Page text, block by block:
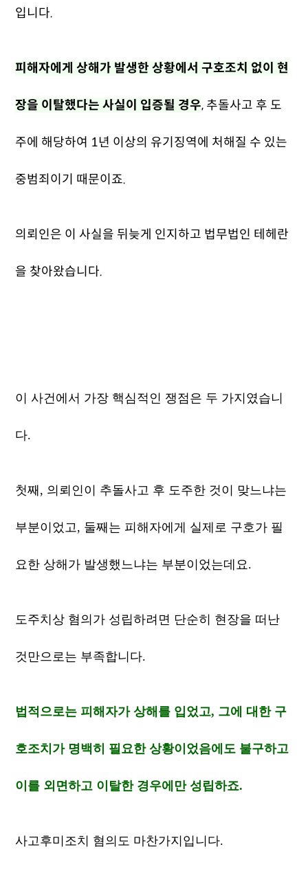
입니다.
피해자에게 상해가 발생한 상황에서 구호조치 없이 현
장을 이탈했다는 사실이 입증될 경우, 추돌사고 후 도
주에 해당하여 1년 이상의 유기징역에 처해질 수 있는
중범죄이기 때문이죠.
의뢰인은 이 사실을 뒤늦게 인지하고 법무법인 테헤란
을 찾아왔습니다.
이 사건에서 가장 핵심적인 쟁점은 두 가지였습니
다.
첫째, 의뢰인이 추돌사고 후 도주한 것이 맞느냐는
부분이었고, 둘째는 피해자에게 실제로 구호가 필
요한 상해가 발생했느냐는 부분이었는데요.
도주치상 혐의가 성립하려면 단순히 현장을 떠난
것만으로는 부족합니다.
법적으로는 피해자가 상해를 입었고, 그에 대한 구
호조치가 명백히 필요한 상황이었음에도 불구하고
이를 외면하고 이탈한 경우에만 성립하죠.
사고후미조치 혐의도 마찬가지입니다.